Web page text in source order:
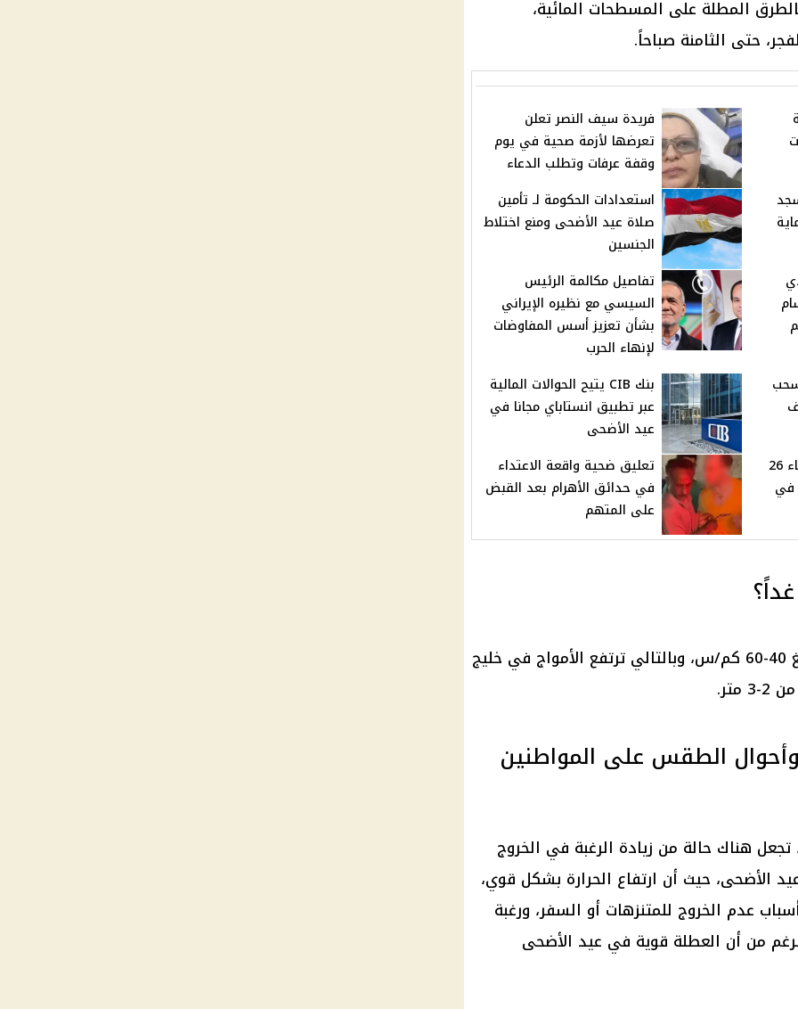
المطلة على المسطحات المائية،
حتى الثامنة صباحاً.
فريدة سيف النصر تعلن
تعرضها لأزمة صحية في يوم
وقفة عرفات وتطلب الدعاء
استعدادات الحكومة لـ تأمين
صلاة عيد الأضحى ومنع اختلاط
الجنسين
تفاصيل مكالمة الرئيس
السيسي مع نظيره الإيراني
بشأن تعزيز أسس المفاوضات
لإنهاء الحرب
بنك CIB يتيح الحوالات المالية
عبر تطبيق انستاباي مجانا في
عيد الأضحى
أخبار الحكومة اليوم الثلاثاء 26
في
تعليق ضحية واقعة الاعتداء
في حدائق الأهرام بعد القبض
على المتهم
ستكون سرعة الرياح مثيرة حيث تبلغ 40-60 كم/س، وبالتالي ترتفع الأمواج في خليج
الطقس على المواطنين
هناك حالة من زيادة الرغبة في الخروج
الأضحى، حيث أن ارتفاع الحرارة بشكل قوي،
عدم الخروج للمتنزهات أو السفر، ورغبة
من أن العطلة قوية في عيد الأضحى